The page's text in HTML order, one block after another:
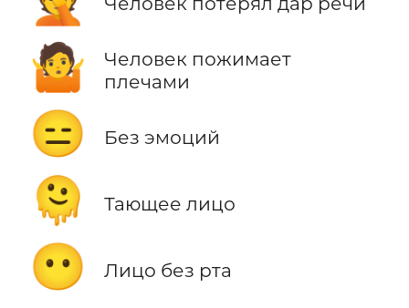
🤷
Человек пожимает
плечами
😑 Без эмоций
🫠 Тающее лицо
😶 Лицо без рта